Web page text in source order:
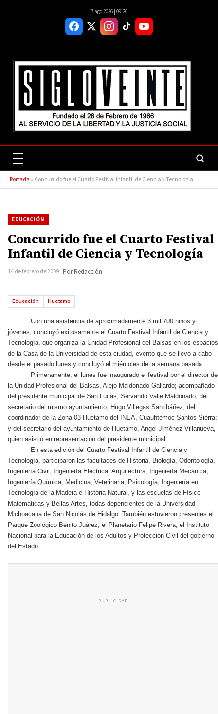
7 ago 2026 | 09:20
Portada » Concurrido fue el Cuarto Festival Infantil de Ciencia y Tecnología
EDUCACIÓN
Concurrido fue el Cuarto Festival
Infantil de Ciencia y Tecnología
14 de febrero de 2009 Por Redacción
Educación Huetamo
Con una asistencia de aproximadamente 3 mil 700 niños y
jóvenes, concluyó exitosamente el Cuarto Festival Infantil de Ciencia y
Tecnología, que organiza la Unidad Profesional del Balsas en los espacios
de la Casa de la Universidad de esta ciudad, evento que se llevó a cabo
desde el pasado lunes y concluyó el miércoles de la semana pasada.
Primeramente, el lunes fue inaugurado el festival por el director de
la Unidad Profesional del Balsas, Alejo Maldonado Gallardo; acompañado
del presidente municipal de San Lucas, Servando Valle Maldonado; del
secretario del mismo ayuntamiento, Hugo Villegas Santibáñez; del
coordinador de la Zona 03 Huetamo del INEA, Cuauhtémoc Santos Sierra;
y del secretario del ayuntamiento de Huetamo, Angel Jiménez Villanueva,
quien asistió en representación del presidente municipal.
En esta edición del Cuarto Festival Infantil de Ciencia y
Tecnología, participaron las facultades de Historia, Biología, Odontología,
Ingeniería Civil, Ingeniería Eléctrica, Arquitectura, Ingeniería Mecánica,
Ingeniería Química, Medicina, Veterinaria, Psicología, Ingeniería en
Tecnología de la Madera e Historia Natural, y las escuelas de Físico
Matemáticas y Bellas Artes, todas dependientes de la Universidad
Michoacana de San Nicolás de Hidalgo. También estuvieron presentes el
Parque Zoológico Benito Juárez, el Planetario Felipe Rivera, el Instituto
Nacional para la Educación de los Adultos y Protección Civil del gobierno
del Estado.
PUBLICIDAD